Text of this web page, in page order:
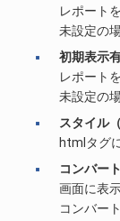
レポート
未設定の
初期表示
レポート
未設定の
スタイル
htmlタグ
コンバー
画面に表
コンバー